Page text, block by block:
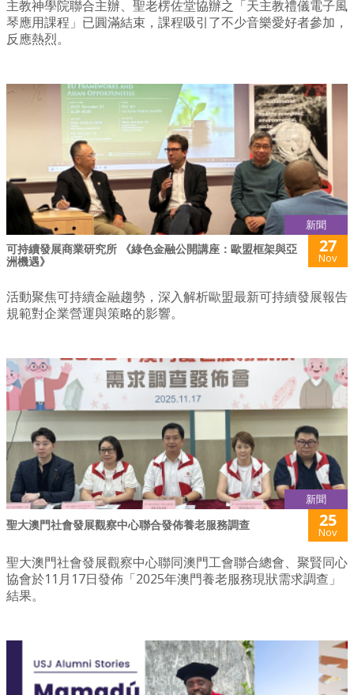
主教神學院聯合主辦、聖老楞佐堂協辦之「天主教禮儀電子風
琴應用課程」已圓滿結束，課程吸引了不少音樂愛好者參加，
反應熱烈。
新聞
可持續發展商業研究所 《綠色金融公開講座：歐盟框架與亞
洲機遇》
27
Nov
活動聚焦可持續金融趨勢，深入解析歐盟最新可持續發展報告
規範對企業營運與策略的影響。
新聞
聖大澳門社會發展觀察中心聯合發佈養老服務調查 25
Nov
聖大澳門社會發展觀察中心聯同澳門工會聯合總會、聚賢同心
協會於11月17日發佈「2025年澳門養老服務現狀需求調查」
結果。